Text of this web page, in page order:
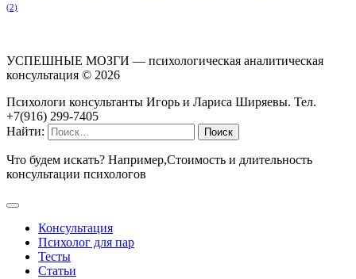
(2)
УСПЕШНЫЕ МОЗГИ — психологическая аналитическая
консультация © 2026
Психологи консультанты Игорь и Лариса Ширяевы. Тел.
+7(916) 299-7405
Найти:
Что будем искать? Например,Стоимость и длительность
консультации психологов
Консультация
Психолог для пар
Тесты
Статьи